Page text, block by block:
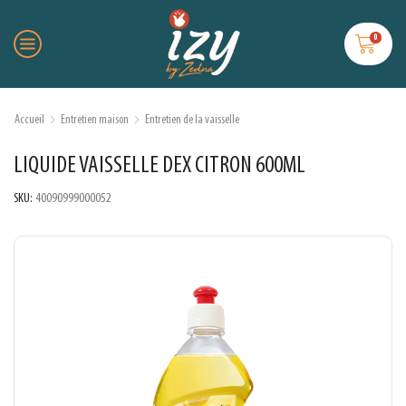
0
Accueil Entretien maison Entretien de la vaisselle
LIQUIDE VAISSELLE DEX CITRON 600ML
SKU: 40090999000052